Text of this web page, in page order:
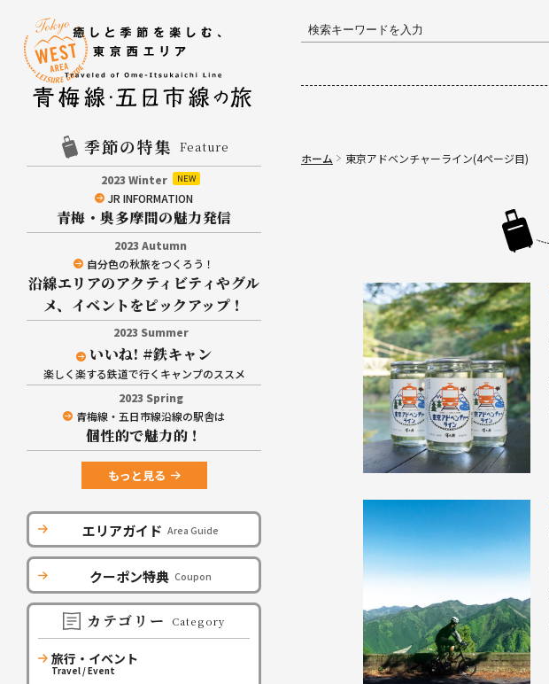
季節の特集 Feature
2023 Winter
JR INFORMATION
青梅・奥多摩間の魅力発信
2023 Autumn
自分色の秋旅をつくろう！
沿線エリアのアクティビティやグル
メ、イベントをピックアップ！
2023 Summer
いいね! #鉄キャン
楽しく楽する鉄道で行くキャンプのススメ
2023 Spring
青梅線・五日市線沿線の駅舎は
個性的で魅力的！
もっと見る
エリアガイド Area Guide
クーポン特典 Coupon
カテゴリー Category
旅行・イベント
Travel / Event
ホーム 東京アドベンチャーライン(4ページ目)